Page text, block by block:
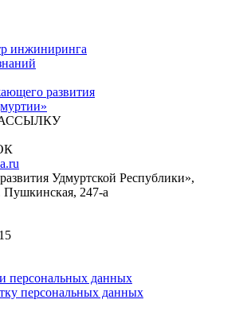
инжиниринга
развития
Удмуртской Республики»,
Пушкинская, 247-а
персональных данных
персональных данных